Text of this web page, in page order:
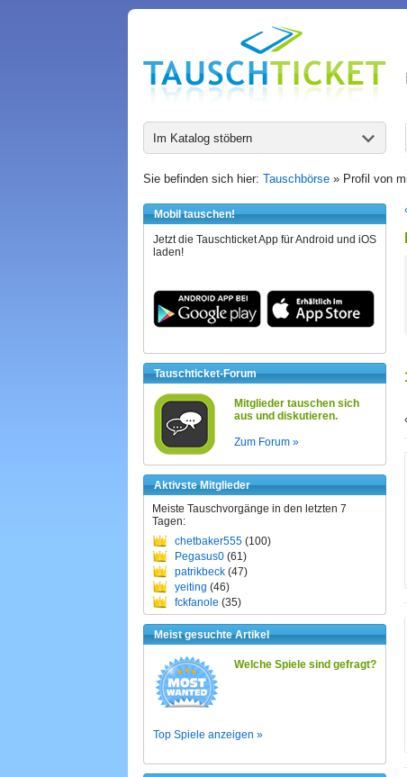
Im Katalog stöbern
Sie befinden sich hier: Tauschbörse » Profil von
Mobil tauschen!
Jetzt die Tauschticket App für Android und iOS
laden!
Tauschticket-Forum
Mitglieder tauschen sich
aus und diskutieren.
Zum Forum »
Aktivste Mitglieder
Meiste Tauschvorgänge in den letzten 7
Tagen:
chetbaker555 (100)
Pegasus0 (61)
patrikbeck (47)
yeiting (46)
fckfanole (35)
Meist gesuchte Artikel
Welche Spiele sind gefragt?
Top Spiele anzeigen »